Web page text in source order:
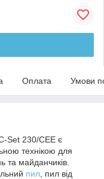
Оплата Умови
Set 230/CEE є
технікою для
та майданчиків.
пил , пил від